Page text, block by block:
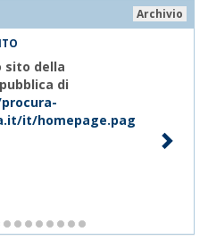
Archivio
sito della
di
it/homepage.page